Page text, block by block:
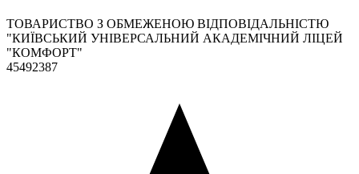
ТОВАРИСТВО З ОБМЕЖЕНОЮ ВІДПОВІДАЛЬНІСТЮ
"КИЇВСЬКИЙ УНІВЕРСАЛЬНИЙ АКАДЕМІЧНИЙ ЛІЦЕЙ
"КОМФОРТ"
45492387